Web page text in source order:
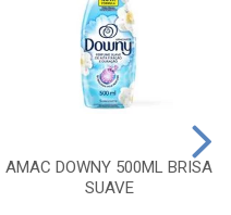
AMAC DOWNY 500ML BRISA
SUAVE